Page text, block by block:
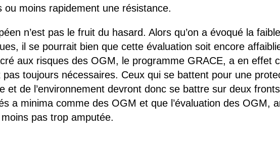
ou moins rapidement une résistance.
n’est pas le fruit du hasard. Alors qu’on a évoqué la
il se pourrait bien que cette évaluation soit encore
aux risques des OGM, le programme GRACE, a en effet
pas toujours nécessaires. Ceux qui se battent pour une
et de l’environnement devront donc se battre sur deux
a minima comme des OGM et que l’évaluation des OGM,
pas trop amputée.